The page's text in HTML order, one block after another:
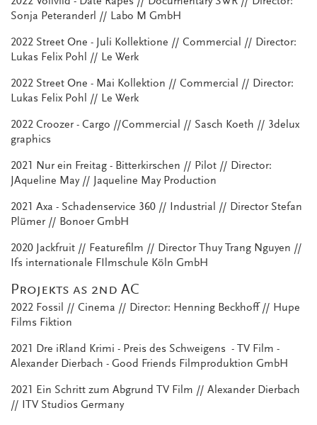
Sonja Peteranderl // Labo M GmbH
2022 Street One - Juli Kollektione // Commercial // Director:
Lukas Felix Pohl // Le Werk
2022 Street One - Mai Kollektion // Commercial // Director:
Lukas Felix Pohl // Le Werk
2022 Croozer - Cargo //Commercial // Sasch Koeth // 3delux
graphics
2021 Nur ein Freitag - Bitterkirschen // Pilot // Director:
JAqueline May // Jaqueline May Production
2021 Axa - Schadenservice 360 // Industrial // Director Stefan
Plümer // Bonoer GmbH
2020 Jackfruit // Featurefilm // Director Thuy Trang Nguyen //
Ifs internationale FIlmschule Köln GmbH
Projekts as 2nd AC
2022 Fossil // Cinema // Director: Henning Beckhoff // Hupe
Films Fiktion
2021 Dre iRland Krimi - Preis des Schweigens - TV Film -
Alexander Dierbach - Good Friends Filmproduktion GmbH
2021 Ein Schritt zum Abgrund TV Film // Alexander Dierbach
// ITV Studios Germany